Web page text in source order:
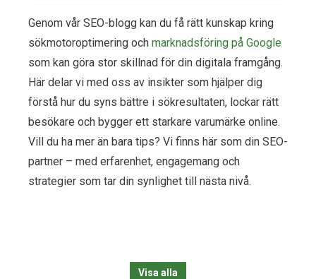
Genom vår SEO-blogg kan du få rätt kunskap kring
sökmotoroptimering och marknadsföring på Google
som kan göra stor skillnad för din digitala framgång.
Här delar vi med oss av insikter som hjälper dig
förstå hur du syns bättre i sökresultaten, lockar rätt
besökare och bygger ett starkare varumärke online.
Vill du ha mer än bara tips? Vi finns här som din SEO-
partner – med erfarenhet, engagemang och
strategier som tar din synlighet till nästa nivå.
Visa alla